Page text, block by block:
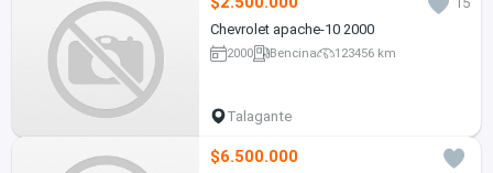
Chevrolet apache-10 2000
2000 Bencina 123456 km
Talagante
$6.500.000